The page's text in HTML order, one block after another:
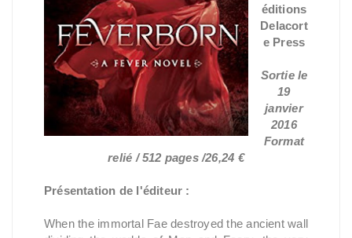
éditions
Delacort
e Press
Sortie le
19
janvier
2016
Format
relié / 512 pages /26,24 €
Présentation de l'éditeur :
When the immortal Fae destroyed the ancient wall